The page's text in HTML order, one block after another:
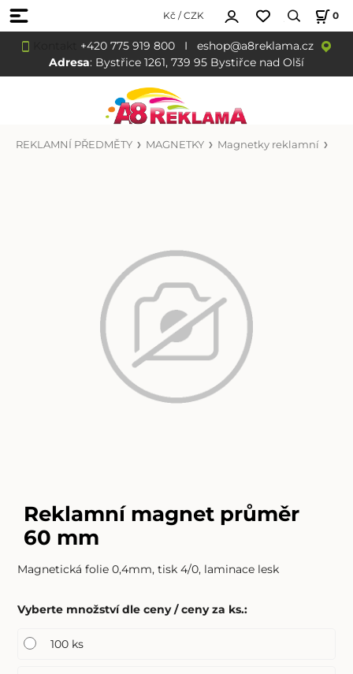
Kč / CZK 0
+420 775 919 800I
eshop@a8reklama.cz
Adresa: Bystřice 1261, 739 95 Bystiřce nad Olší
REKLAMNÍ PŘEDMĚTY MAGNETKY Magnetky reklamní
Reklamní magnet průměr
60 mm
Magnetická folie 0,4mm, tisk 4/0, laminace lesk
Vyberte množství dle ceny / ceny za ks.:
100 ks